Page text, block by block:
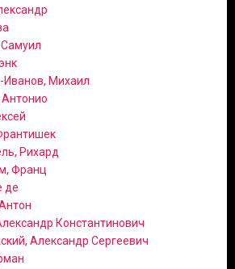
Иванов, Михаил
Рихард
Франц
де
Константинович
Александр Сергеевич